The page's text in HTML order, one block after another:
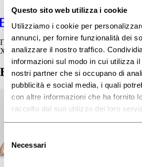
Questo sito web utilizza i cookie
Utilizziamo i cookie per
annunci, per fornire funzionalità dei
analizzare il nostro traffico.
informazioni sul modo in cui utilizza
nostri partner che si occupano di
pubblicità e social media, i quali
con altre informazioni che ha fornito
raccolto dal suo utilizzo dei loro
del
consenso
Necessari
IT
X
Estetica-Corpo-evidenza